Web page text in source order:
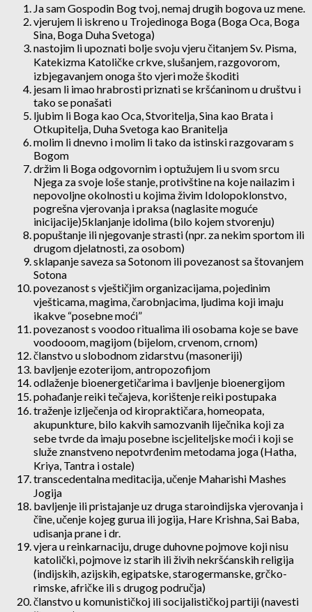
Ja sam Gospodin Bog tvoj, nemaj drugih bogova uz mene.
vjerujem li iskreno u Trojedinoga Boga (Boga Oca, Boga
Sina, Boga Duha Svetoga)
nastojim li upoznati bolje svoju vjeru čitanjem Sv. Pisma,
Katekizma Katoličke crkve, slušanjem, razgovorom,
izbjegavanjem onoga što vjeri može škoditi
jesam li imao hrabrosti priznati se kršćaninom u društvu i
tako se ponašati
ljubim li Boga kao Oca, Stvoritelja, Sina kao Brata i
Otkupitelja, Duha Svetoga kao Branitelja
molim li dnevno i molim li tako da istinski razgovaram s
Bogom
držim li Boga odgovornim i optužujem li u svom srcu
Njega za svoje loše stanje, protivštine na koje nailazim i
nepovoljne okolnosti u kojima živim Idolopoklonstvo,
pogrešna vjerovanja i praksa (naglasite moguće
inicijacije)5klanjanje idolima (bilo kojem stvorenju)
popuštanje ili njegovanje strasti (npr. za nekim sportom ili
drugom djelatnosti, za osobom)
sklapanje saveza sa Sotonom ili povezanost sa štovanjem
Sotona
povezanost s vještičjim organizacijama, pojedinim
vješticama, magima, čarobnjacima, ljudima koji imaju
ikakve “posebne moći”
povezanost s voodoo ritualima ili osobama koje se bave
voodooom, magijom (bijelom, crvenom, crnom)
članstvo u slobodnom zidarstvu (masoneriji)
bavljenje ezoterijom, antropozofijom
odlaženje bioenergetičarima i bavljenje bioenergijom
pohađanje reiki tečajeva, korištenje reiki postupaka
traženje izlječenja od kiropraktičara, homeopata,
akupunkture, bilo kakvih samozvanih liječnika koji za
sebe tvrde da imaju posebne iscjeliteljske moći i koji se
služe znanstveno nepotvrđenim metodama joga (Hatha,
Kriya, Tantra i ostale)
transcedentalna meditacija, učenje Maharishi Mashes
Jogija
bavljenje ili pristajanje uz druga staroindijska vjerovanja i
čîne, učenje kojeg gurua ili jogija, Hare Krishna, Sai Baba,
udisanja prane i dr.
vjera u reinkarnaciju, druge duhovne pojmove koji nisu
katolički, pojmove iz starih ili živih nekršćanskih religija
(indijskih, azijskih, egipatske, starogermanske, grčko-
rimske, afričke ili s drugog područja)
članstvo u komunističkoj ili socijalističkoj partiji (navesti